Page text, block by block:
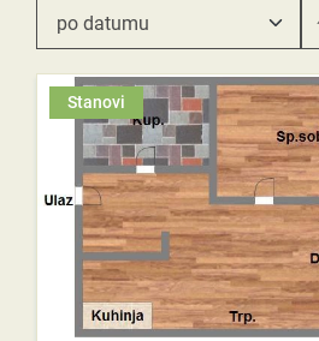
po datumu
Stanovi